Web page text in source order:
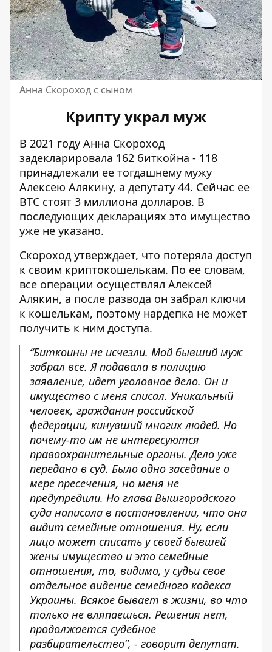
Анна Скороход с сыном
Крипту украл муж
В 2021 году Анна Скороход
задекларировала 162 биткойна - 118
принадлежали ее тогдашнему мужу
Алексею Алякину, а депутату 44. Сейчас ее
BTC стоят 3 миллиона долларов. В
последующих декларациях это имущество
уже не указано.
Скороход утверждает, что потеряла доступ
к своим криптокошелькам. По ее словам,
все операции осуществлял Алексей
Алякин, а после развода он забрал ключи
к кошелькам, поэтому нардепка не может
получить к ним доступа.
“Биткоины не исчезли. Мой бывший муж
забрал все. Я подавала в полицию
заявление, идет уголовное дело. Он и
имущество с меня списал. Уникальный
человек, гражданин российской
федерации, кинувший многих людей. Но
почему-то им не интересуются
правоохранительные органы. Дело уже
передано в суд. Было одно заседание о
мере пресечения, но меня не
предупредили. Но глава Вышгородского
суда написала в постановлении, что она
видит семейные отношения. Ну, если
лицо может списать у своей бывшей
жены имущество и это семейные
отношения, то, видимо, у судьи свое
отдельное видение семейного кодекса
Украины. Всякое бывает в жизни, во что
только не вляпаешься. Решения нет,
продолжается судебное
разбирательство”, - говорит депутат.